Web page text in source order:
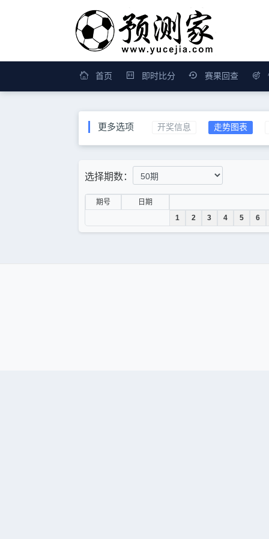
首页 即时比分 赛果回查
更多选项 开奖信息 走势图表
选择期数：
期号
日期
1
2 3 4 5 6